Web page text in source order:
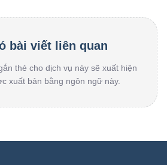
bài viết liên quan
thẻ cho dịch vụ này sẽ xuất hiện
xuất bản bằng ngôn ngữ này.